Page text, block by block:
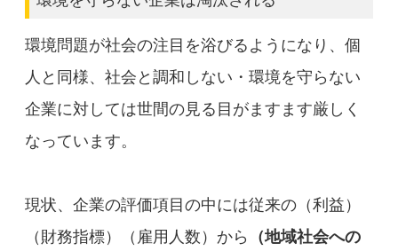
環境問題が社会の注目を浴びるようになり、個
人と同様、社会と調和しない・環境を守らない
企業に対しては世間の見る目がますます厳しく
なっています。
現状、企業の評価項目の中には従来の（利益）
（財務指標）（雇用人数）から
（地域社会への